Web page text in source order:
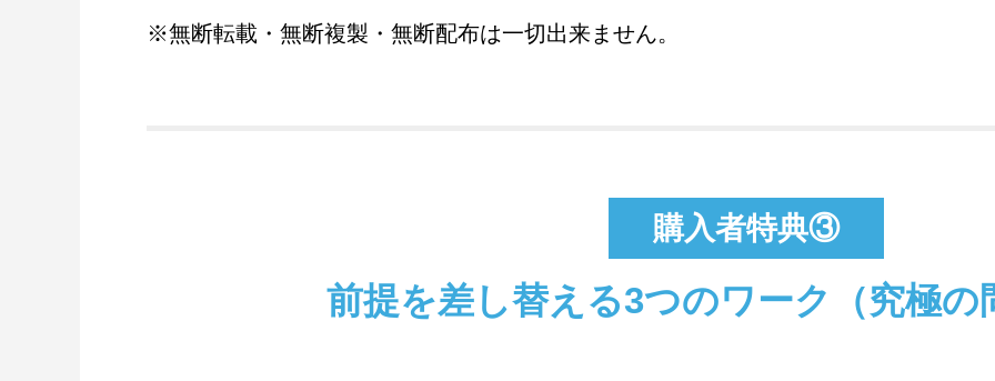
※無断転載・無断複製・無断配布は一切出来ません。
購入者特典③
前提を差し替える3つのワーク （究極